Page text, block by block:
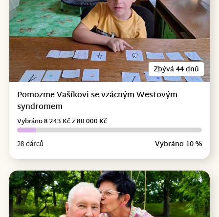
Zbývá 44 dnů
Pomozme Vašíkovi se vzácným Westovým
syndromem
28 dárců Vybráno 10 %
Vybráno 8 243 Kč z 80 000 Kč